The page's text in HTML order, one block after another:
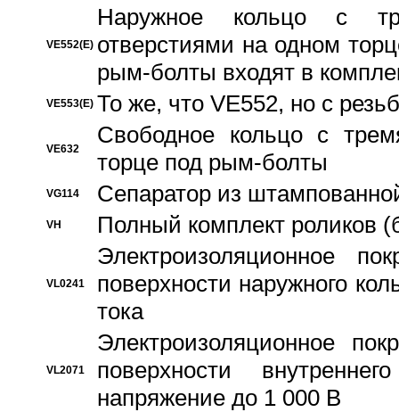
VE552(E)
Наружное кольцо с
отверстиями на одном
рым-болты входят в
VE553(E) То же, что VE552, но с
VE632
Свободное кольцо с
торце под рым-болты
VG114 Сепаратор из
VH Полный комплект роликов
VL0241
Электроизоляционное
поверхности наружного
тока
VL2071
Электроизоляционное
поверхности
напряжение до 1 000 В